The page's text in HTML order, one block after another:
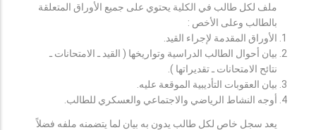
ملف لكل طالب في الكلية يحتوي على جميع الأوراق المتعلقة
بالطالب وعلى الأخص :
الأوراق المقدمة لإجراء القيد.
بيان أحوال الطالب الدراسية وتواريخها ( القيد ـ الامتحانات ـ
نتائح الامتحانات ـ تقديراتها ).
بيان العقوبات التأديبية الموقعة عليه.
أوجه النشاط الرياضي والاجتماعي والعسكري للطالب.
يعد سجل خاص لكل طالب يدون به بيان لما يتضمنه ملفه فضلاً